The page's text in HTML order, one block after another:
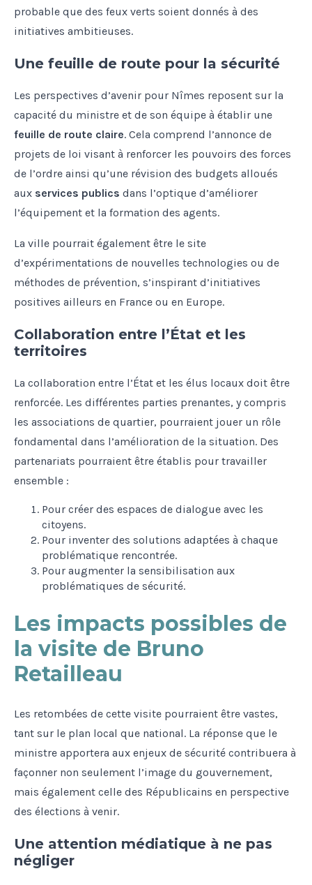
probable que des feux verts soient donnés à des
initiatives ambitieuses.
Une feuille de route pour la sécurité
Les perspectives d’avenir pour Nîmes reposent sur la
capacité du ministre et de son équipe à établir une
feuille de route claire. Cela comprend l’annonce de
projets de loi visant à renforcer les pouvoirs des forces
de l’ordre ainsi qu’une révision des budgets alloués
aux services publics dans l’optique d’améliorer
l’équipement et la formation des agents.
La ville pourrait également être le site
d’expérimentations de nouvelles technologies ou de
méthodes de prévention, s’inspirant d’initiatives
positives ailleurs en France ou en Europe.
Collaboration entre l’État et les
territoires
La collaboration entre l’État et les élus locaux doit être
renforcée. Les différentes parties prenantes, y compris
les associations de quartier, pourraient jouer un rôle
fondamental dans l’amélioration de la situation. Des
partenariats pourraient être établis pour travailler
ensemble :
Pour créer des espaces de dialogue avec les
citoyens.
Pour inventer des solutions adaptées à chaque
problématique rencontrée.
Pour augmenter la sensibilisation aux
problématiques de sécurité.
Les impacts possibles de
la visite de Bruno
Retailleau
Les retombées de cette visite pourraient être vastes,
tant sur le plan local que national. La réponse que le
ministre apportera aux enjeux de sécurité contribuera à
façonner non seulement l’image du gouvernement,
mais également celle des Républicains en perspective
des élections à venir.
Une attention médiatique à ne pas
négliger